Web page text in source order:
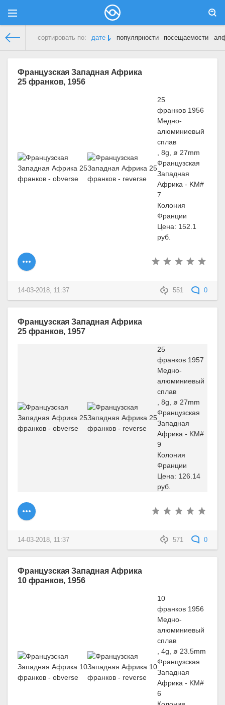
сортировать по: дате популярности посещаемости
Французская Западная Африка
25 франков, 1956
25
франков 1956
Медно-
алюминиевый
сплав
, 8g, ø 27mm
Французская
Западная
Африка - KM#
7
Колония
Франции
Цена: 152.1
руб.
551 0
14-03-2018, 11:37
Французская Западная Африка
25 франков, 1957
25
франков 1957
Медно-
алюминиевый
сплав
, 8g, ø 27mm
Французская
Западная
Африка - KM#
9
Колония
Франции
Цена: 126.14
руб.
571 0
14-03-2018, 11:37
Французская Западная Африка
10 франков, 1956
10
франков 1956
Медно-
алюминиевый
сплав
, 4g, ø 23.5mm
Французская
Западная
Африка - KM#
6